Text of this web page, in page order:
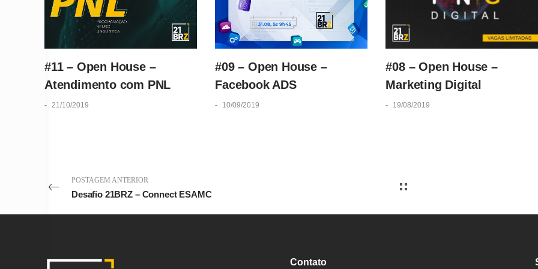
#11 – Open House –
Atendimento com PNL
- 21/10/2019
#09 – Open House –
Facebook ADS
- 10/09/2019
#08 – Open House –
Marketing Digital
- 19/08/2019
POSTAGEM ANTERIOR
Desafio 21BRZ – Connect ESAMC
Contato